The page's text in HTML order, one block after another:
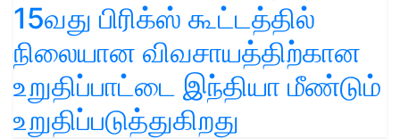
15வது பிரிக்ஸ் கூட்டத்தில்
நிலையான விவசாயத்திற்கான
உறுதிப்பாட்டை இந்தியா மீண்டும்
உறுதிப்படுத்துகிறது